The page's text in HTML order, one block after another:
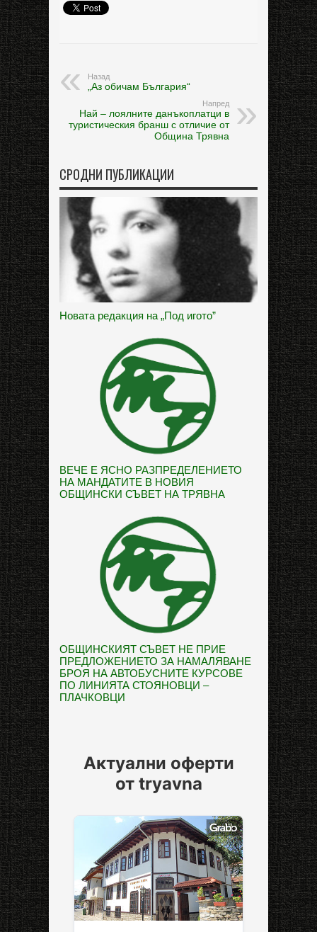
Назад
„Аз обичам България“
Напред
Най – лоялните данъкоплатци в
туристическия бранш с отличие от
Община Трявна
СРОДНИ ПУБЛИКАЦИИ
Новата редакция на „Под игото”
ВЕЧЕ Е ЯСНО РАЗПРЕДЕЛЕНИЕТО
НА МАНДАТИТЕ В НОВИЯ
ОБЩИНСКИ СЪВЕТ НА ТРЯВНА
ОБЩИНСКИЯТ СЪВЕТ НЕ ПРИЕ
ПРЕДЛОЖЕНИЕТО ЗА НАМАЛЯВАНЕ
БРОЯ НА АВТОБУСНИТЕ КУРСОВЕ
ПО ЛИНИЯТА СТОЯНОВЦИ –
ПЛАЧКОВЦИ
Актуални оферти
от tryavna